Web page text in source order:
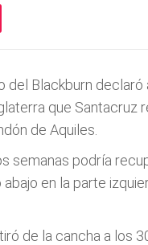
del Blackburn declaró
que Santacruz
de Aquiles.
semanas podrí­a
en la parte
de la cancha a los